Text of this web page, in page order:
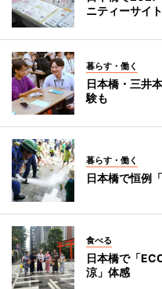
ニティーサイ
暮らす・働く
日本橋・三井
験も
暮らす・働く
日本橋で恒例
食べる
日本橋で「
涼」体感